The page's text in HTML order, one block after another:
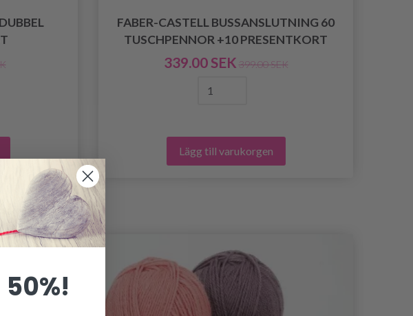
FABER-CASTELL BUSSANSLUTNING 60
TUSCHPENNOR +10 PRESENTKORT
339.00 SEK 399.00 SEK
Lägg till varukorgen